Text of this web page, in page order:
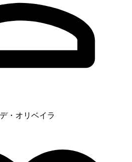
・オリベイラ